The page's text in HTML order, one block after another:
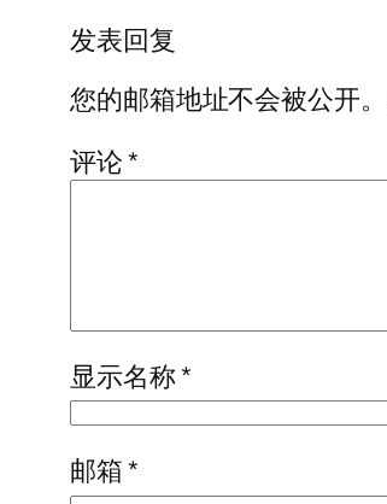
发表回复
您的邮箱地址不会被公开。
评论*
显示名称*
邮箱*